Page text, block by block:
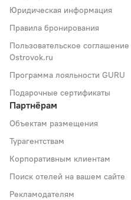
Юридическая информация
Правила бронирования
Пользовательское
Ostrovok.ru
Программа лояльности GURU
Подарочные сертификаты
Партнёрам
Объектам размещения
Турагентствам
Корпоративным клиентам
Поиск отелей на вашем сайте
Рекламодателям